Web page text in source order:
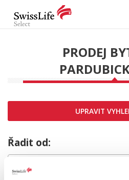
NABÍDKA NEMOVITOSTÍ
CHCI PRODAT /
HLÍDAT NOVÉ NABÍDKY
CHCI OCENIT
O NÁS
REFERENCE
PRODEJ
UPRAVIT
Řadit od: